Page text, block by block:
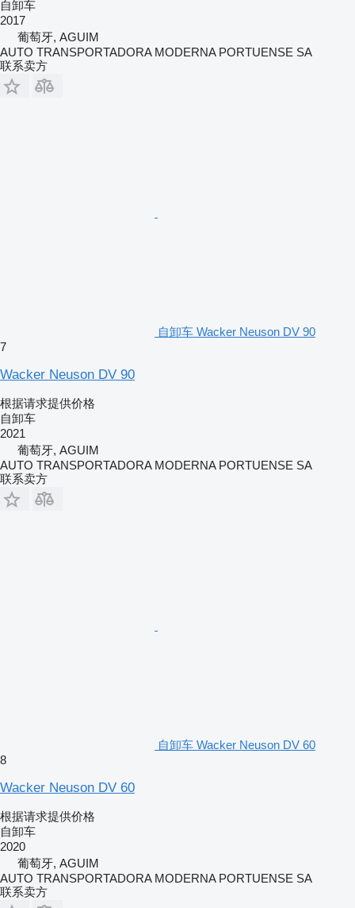
自卸车
2017
葡萄牙, AGUIM
AUTO TRANSPORTADORA MODERNA PORTUENSE SA
联系卖方
自卸车 Wacker Neuson DV 90
7
Wacker Neuson DV 90
根据请求提供价格
自卸车
2021
葡萄牙, AGUIM
AUTO TRANSPORTADORA MODERNA PORTUENSE SA
联系卖方
自卸车 Wacker Neuson DV 60
8
Wacker Neuson DV 60
根据请求提供价格
自卸车
2020
葡萄牙, AGUIM
AUTO TRANSPORTADORA MODERNA PORTUENSE SA
联系卖方